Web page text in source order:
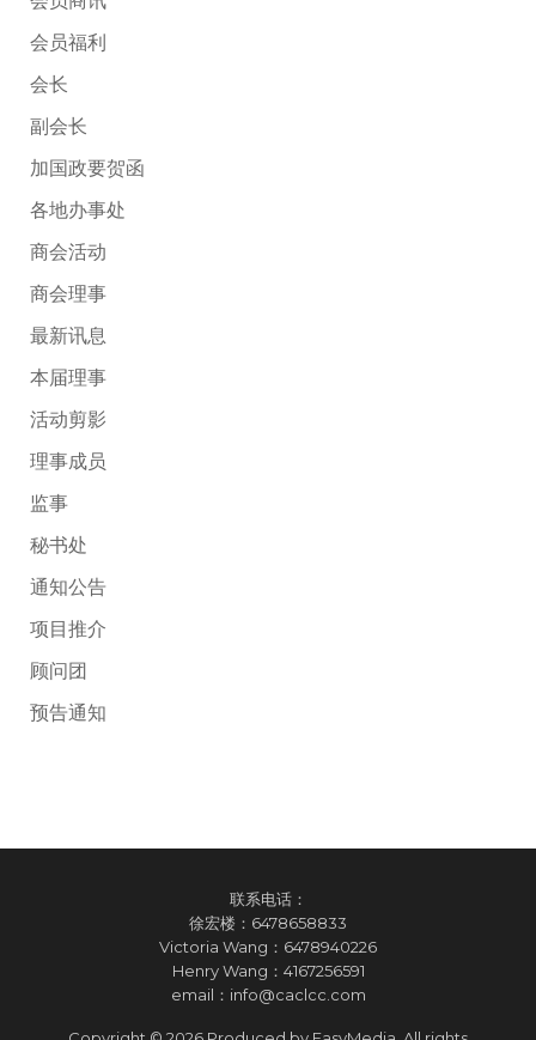
会员福利
会长
副会长
加国政要贺函
各地办事处
商会活动
商会理事
最新讯息
本届理事
活动剪影
理事成员
监事
秘书处
通知公告
项目推介
顾问团
预告通知
联系电话：
徐宏楼： 6478658833
Victoria Wang： 6478940226
Henry Wang： 4167256591
email： info@caclcc.com